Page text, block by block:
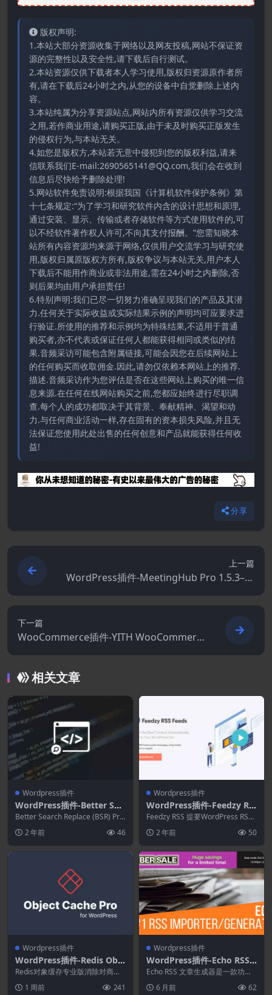
版权声明:
1.本站大部分资源收集于网络以及网友投稿,网站不保证资
源的完整性以及安全性,请下载后自行测试。
2.本站资源仅供下载者本人学习使用,版权归资源原作者所
有,请在下载后24小时之内,从您的设备中自觉删除上述内
容。
3.本站纯属为分享资源站点,网站内所有资源仅供学习交流
之用,若作商业用途,请购买正版,由于未及时购买正版发生
的侵权行为,与本站无关。
4.如您是版权方,本站若无意中侵犯到您的版权利益,请来
信联系我们E-mail:2690565141@QQ.com,我们会在收到
信息后尽快给予删除处理!
5.网站软件免责说明:根据我国《计算机软件保护条例》第
十七条规定:“为了学习和研究软件内含的设计思想和原理,
通过安装、显示、传输或者存储软件等方式使用软件的,可
以不经软件著作权人许可,不向其支付报酬。”您需知晓本
站所有内容资源均来源于网络,仅供用户交流学习与研究使
用,版权归属原版权方所有,版权争议与本站无关,用户本人
下载后不能用作商业或非法用途,需在24小时之内删除,否
则后果均由用户承担责任!
6.特别声明:我们已尽一切努力准确呈现我们的产品及其潜
力.任何关于实际收益或实际结果示例的声明均可应要求进
行验证.所使用的推荐和示例均为特殊结果,不适用于普通
购买者,亦不代表或保证任何人都能获得相同或类似的结
果.音频采访可能包含附属链接,可能会因您在后续网站上
的任何购买而收取佣金.因此,请勿仅依赖本网站上的推荐.
描述.音频采访作为您评估是否在这些网站上购买的唯一信
息来源.在任何在线网站购买之前,您都应始终进行尽职调
查.每个人的成功都取决于其背景、奉献精神、渴望和动
力.与任何商业活动一样,存在固有的资本损失风险,并且无
法保证您使用此处出售的任何创意和产品就能获得任何收
益!
分享
上一篇
WordPress插件-MeetingHub Pro 1.5.3–多
合一视频会议和网络研讨会解决方案
下一篇
WooCommerce插件-YITH WooCommerc
e Deposits / Down Payments Premium 2.
相关文章
Wordpress插件
WordPress插件-Better Sea
rch Replace Pro 1.4.10
Better Search Replace (BSR) Pro
2 年前 46
Wordpress插件
WordPress插件-Feedzy RS
S Feeds Pro 3.0.0-WordPre
ss RSS 提要插件
Feedzy RSS 提要WordPress RSS
2 年前 50
Wordpress插件
WordPress插件-Redis Obje
ct Cache Pro 1.25.6
Redis对象缓存专业版消除对商业
靠、高度...
1 周前 241
Wordpress插件
WordPress插件-Echo RSS F
eed Post Generator Plugin
for WordPress 5.5.1
Echo RSS 文章生成器是一款功能
具，...6 月前 62